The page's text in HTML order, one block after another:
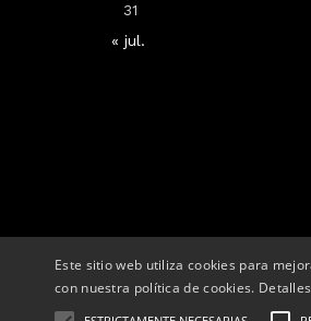
31
« jul.
14,
Este sitio web utiliza cookies para
con nuestra política de cookies. Detalles